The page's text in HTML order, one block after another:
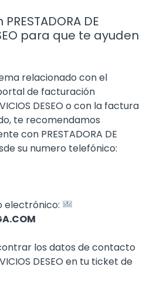
DE
para que te ayuden
relacionado con el
de facturación
DESEO o con la factura
te recomendamos
con PRESTADORA DE
su numero telefónico:
electrónico:
los datos de contacto
DESEO en tu ticket de